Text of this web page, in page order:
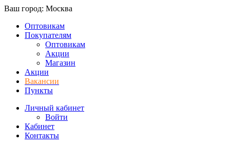
Ваш город: Москва
Оптовикам
Покупателям
Оптовикам
Акции
Магазин
Акции
Вакансии
Пункты
Личный кабинет
Войти
Кабинет
Контакты